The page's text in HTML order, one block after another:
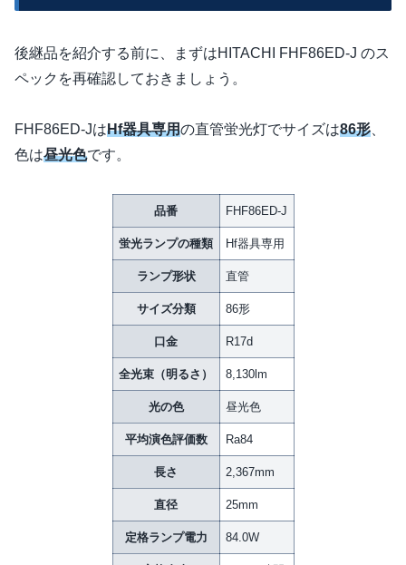
後継品を紹介する前に、まずはHITACHI FHF86ED-J のス
ペックを再確認しておきましょう。
FHF86ED-JはHf器具専用の直管蛍光灯でサイズは86形
色は昼光色です。
品番 FHF86ED-J
蛍光ランプの種類 Hf器具専用
ランプ形状 直管
サイズ分類 86形
口金 R17d
全光束（明るさ） 8,130lm
光の色 昼光色
平均演色評価数 Ra84
長さ 2,367mm
直径 25mm
定格ランプ電力 84.0W